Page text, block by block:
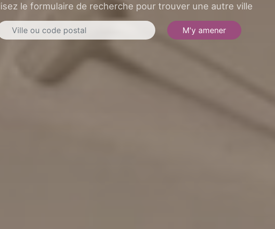
le formulaire de recherche pour trouver une autre ville
M'y amener